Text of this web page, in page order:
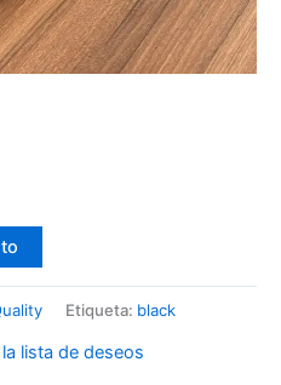
Etiqueta: black
lista de deseos